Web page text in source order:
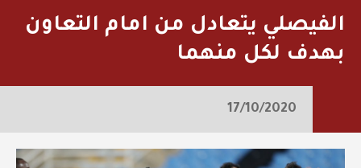
الفيصلي يتعادل من امام التعاون
بهدف لكل منهما
17/10/2020